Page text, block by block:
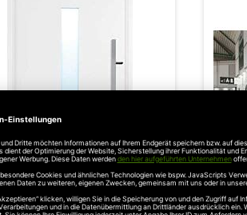
Wunschzettel